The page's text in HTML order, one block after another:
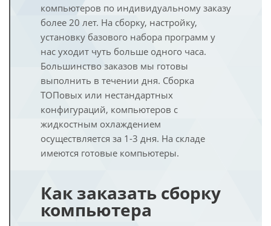
компьютеров по индивидуальному заказу
более 20 лет. На сборку, настройку,
установку базового набора программ у
нас уходит чуть больше одного часа.
Большинство заказов мы готовы
выполнить в течении дня. Сборка
ТОПовых или нестандартных
конфигураций, компьютеров с
жидкостным охлаждением
осуществляется за 1-3 дня. На складе
имеются готовые компьютеры.
Как заказать сборку
компьютера